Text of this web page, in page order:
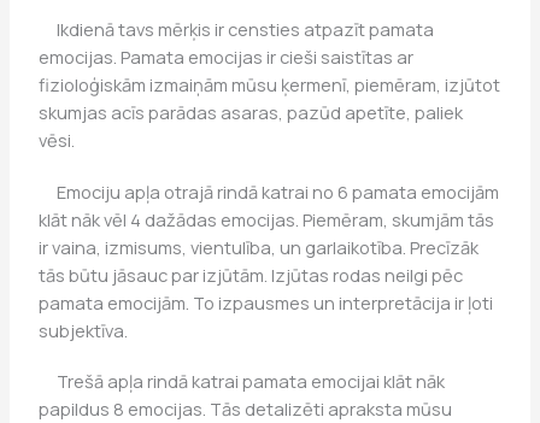
Ikdienā tavs mērķis ir censties atpazīt pamata
emocijas. Pamata emocijas ir cieši saistītas ar
fizioloģiskām izmaiņām mūsu ķermenī, piemēram, izjūtot
skumjas acīs parādas asaras, pazūd apetīte, paliek
vēsi.
Emociju apļa otrajā rindā katrai no 6 pamata emocijām
klāt nāk vēl 4 dažādas emocijas. Piemēram, skumjām tās
ir vaina, izmisums, vientulība, un garlaikotība. Precīzāk
tās būtu jāsauc par izjūtām. Izjūtas rodas neilgi pēc
pamata emocijām. To izpausmes un interpretācija ir ļoti
subjektīva.
Trešā apļa rindā katrai pamata emocijai klāt nāk
papildus 8 emocijas. Tās detalizēti apraksta mūsu